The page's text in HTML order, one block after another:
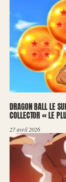
DRAGON BALL LE
COLLECTOR « LE
27 avril 2026